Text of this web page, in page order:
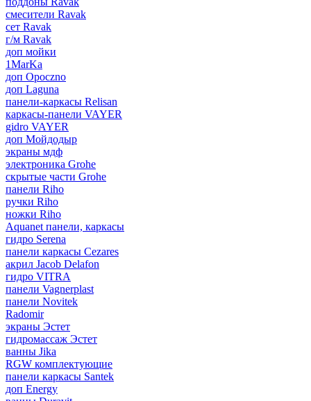
смесители Ravak
сет Ravak
г/м Ravak
доп мойки
1MarKa
доп Opoczno
доп Laguna
панели-каркасы Relisan
каркасы-панели VAYER
gidro VAYER
доп Мойдодыр
экраны мдф
электроника Grohe
скрытые части Grohe
панели Riho
ручки Riho
ножки Riho
Aquanet панели, каркасы
гидро Serena
панели каркасы Cezares
акрил Jacob Delafon
гидро VITRA
панели Vagnerplast
панели Novitek
Radomir
экраны Эстет
гидромассаж Эстет
ванны Jika
RGW комплектующие
панели каркасы Santek
доп Energy